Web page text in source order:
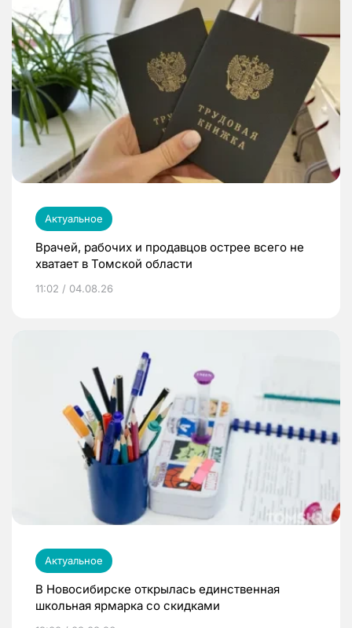
Актуальное
Врачей, рабочих и продавцов острее всего не
хватает в Томской области
11:02 / 04.08.26
Актуальное
В Новосибирске открылась единственная
школьная ярмарка со скидками